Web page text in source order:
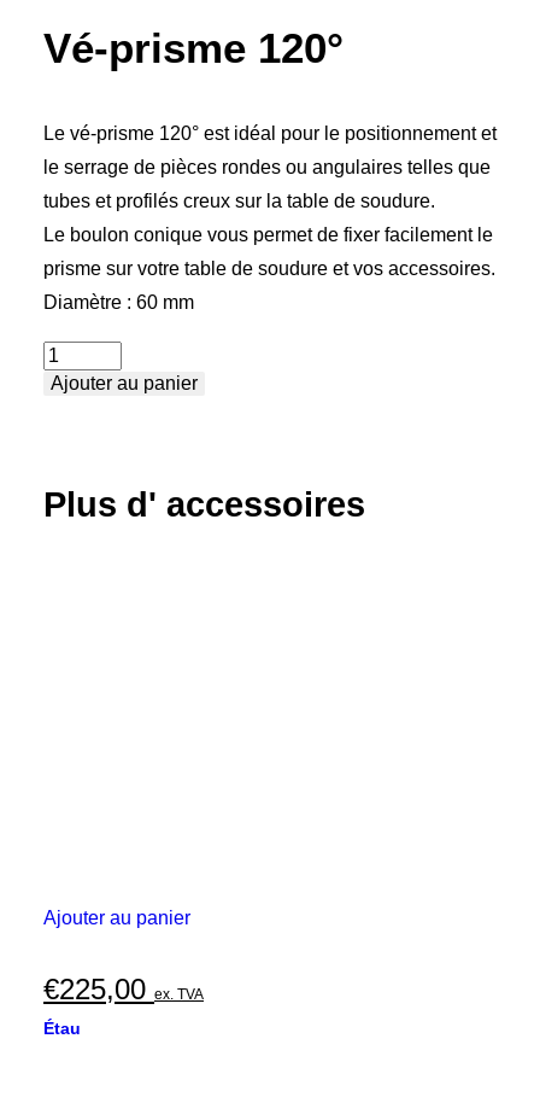
Vé-prisme 120°
Le vé-prisme 120° est idéal pour le positionnement et
le serrage de pièces rondes ou angulaires telles que
tubes et profilés creux sur la table de soudure.
Le boulon conique vous permet de fixer facilement le
prisme sur votre table de soudure et vos accessoires.
Diamètre : 60 mm
quantité
de
120°
Ajouter au panier
Plus d' accessoires
Ajouter au panier
€225,00 ex. TVA
Étau